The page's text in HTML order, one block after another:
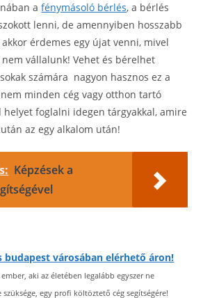
afénymásoló bérlés, a bérlés
lenni, de amennyiben hosszabb
érdemes egy újat venni, mivel
vállalunk! Vehet és bérelhet
számára nagyon hasznos ez a
minden cég vagy otthon tartó
foglalni idegen tárgyakkal, amire
az egy alkalom után!
Képzések a
városában elérhető áron!
aki az életében legalább egyszer ne
egy profi költöztető cég segítségére!